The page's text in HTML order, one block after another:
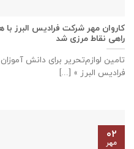
كاروان مهر شرکت فرادیس البرز
راهی نقاط مرزی شد
تامين لوازم‌تحرير برای دانش
فراديس البرز » [...]
۰۲
مهر